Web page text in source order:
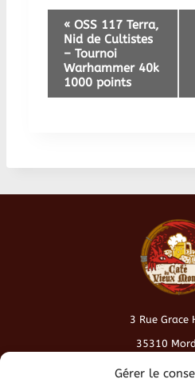
Gérer le
v
a
« OSS 117 Terra,
Nid de Cultistes
– Tournoi
Warhammer 40k
1000 points
3 Rue Grace
35310